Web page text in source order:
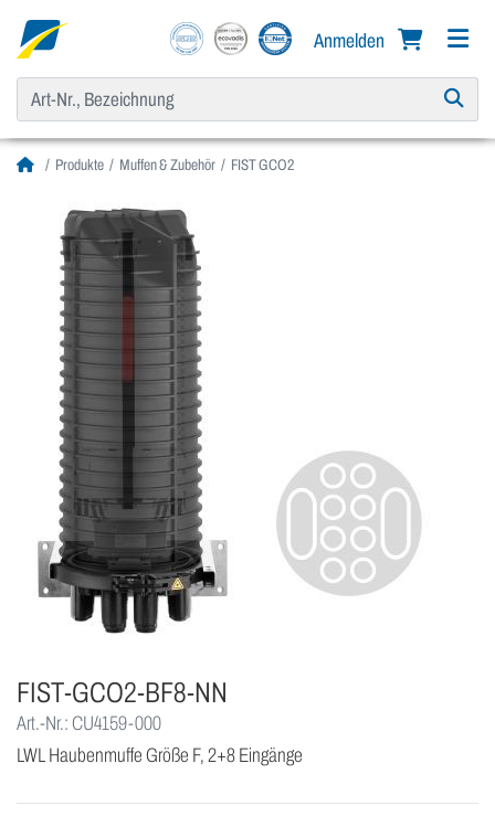
Anmelden
Produkte Muffen & Zubehör FIST GCO2
FIST-GCO2-BF8-NN
Art.-Nr.: CU4159-000
LWL Haubenmuffe Größe F, 2+8 Eingänge